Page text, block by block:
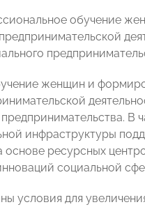
обучение
женщин и
В
инфраструктуры
ресурсных
социальной
условия для